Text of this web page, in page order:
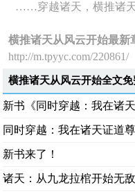
……穿越诸天，横推诸天
横推诸天从风云开始最新
http://m.tpyyc.com/220861/
横推诸天从风云开始全文
新书《同时穿越：我在诸
同时穿越：我在诸天证道
新书来了！
诸天：从九龙拉棺开始无敌